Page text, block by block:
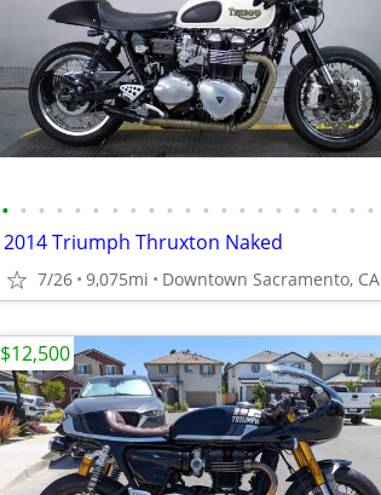
• • • • • • • • • • • • • • • • • • • • •
2014 Triumph Thruxton Naked
7/26 9,075mi Downtown Sacramento, CA
$12,500